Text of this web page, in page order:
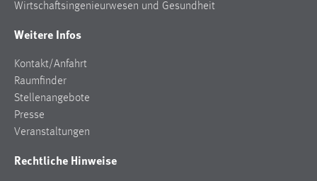
Wirtschaftsingenieurwesen und Gesundheit
Weitere Infos
Kontakt/Anfahrt
Raumfinder
Stellenangebote
Presse
Veranstaltungen
Rechtliche Hinweise